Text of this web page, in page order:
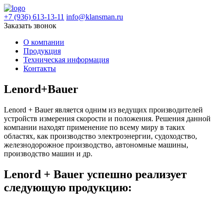
+7 (936) 613-13-11 info@klansman.ru
Заказать звонок
О компании
Продукция
Техническая информация
Контакты
Lenord+Bauer
Lenord + Bauer является одним из ведущих производителей
устройств измерения скорости и положения. Решения данной
компании находят применение по всему миру в таких
областях, как производство электроэнергии, судоходство,
железнодорожное производство, автономные машины,
производство машин и др.
Lenord + Bauer успешно реализует
следующую продукцию: